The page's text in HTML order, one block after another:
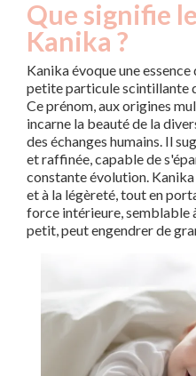
Que signifie
Kanika ?
Kanika évoque une
petite particule scintillante
Ce prénom, aux origines
incarne la beauté de la
des échanges humains. Il
et raffinée, capable de
constante évolution.
et à la légèreté, tout en
force intérieure, semblable
petit, peut engendrer de